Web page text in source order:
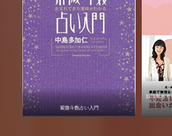
紫微斗数占い入門
妊活風水で